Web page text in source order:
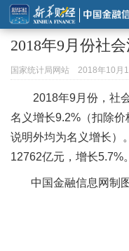
2018年9月份社
国家统计局网站 2018年10月
2018年9月份，社
名义增长9.2%（扣除
说明外均为名义增长）
12762亿元，增长5.7%。
中国金融信息网制图